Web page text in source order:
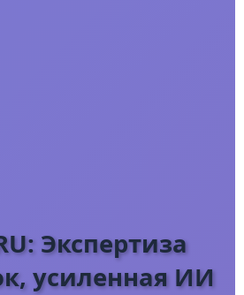
Экспертиза
усиленная ИИ